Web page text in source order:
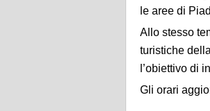
le aree di
Allo stesso
turistiche
l’obiettivo di
Gli orari